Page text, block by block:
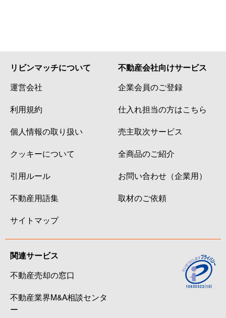
リビンマッチについて
運営会社
利用規約
個人情報の取り扱い
クッキーについて
引用ルール
不動産用語集
サイトマップ
不動産会社向けサービス
企業会員のご登録
仕入れ担当の方はこちら
売主取次サービス
全商品のご紹介
お問い合わせ（企業用）
取材のご依頼
関連サービス
不動産売却の窓口
不動産業界M&A相談センタ
ー